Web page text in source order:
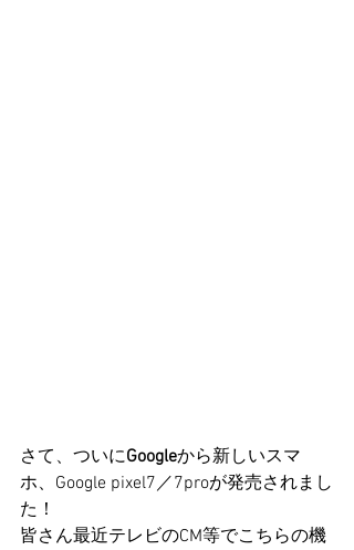
さて、ついにGoogleから新しいスマ
ホ、Google pixel7／7proが発売されまし
た！
皆さん最近テレビのCM等でこちらの機